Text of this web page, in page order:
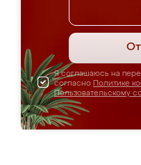
Я соглашаюсь на
согласно Политике
Пользовательскому